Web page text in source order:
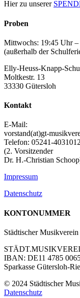
Hier zu unserer
Proben
Mittwochs: 19:45 Uhr
(außerhalb der
Elly-Heuss-Knapp-
Moltkestr. 13
33330 Gütersloh
Kontakt
E-Mail:
vorstand(at)gt-
Telefon: 05241-4031012
(2. Vorsitzender
Dr. H.-Christian
Impressum
Datenschutz
KONTONUMMER
Städtischer
IBAN: DE11 4785
Sparkasse Gütersloh-
© 2024 Städtischer
Datenschutz